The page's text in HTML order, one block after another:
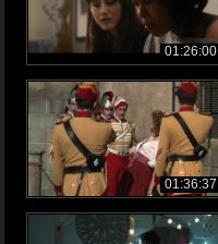
01:26:00
01:36:37